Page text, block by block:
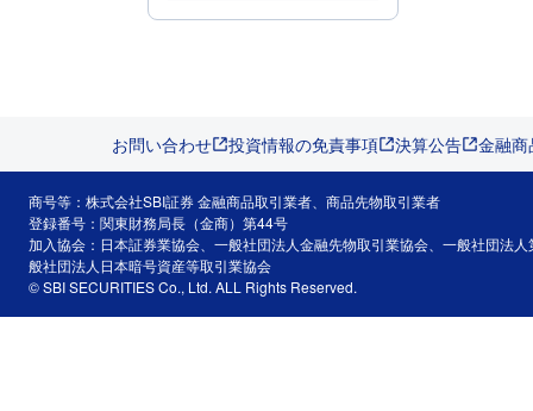
お問い合わせ 投資情報の免責事項 決算公告 金融
商号等：株式会社SBI証券 金融商品取引業者、商品先物取引業者
登録番号：関東財務局長（金商）第44号
加入協会：日本証券業協会、一般社団法人金融先物取引業協会、一般社団法
般社団法人日本暗号資産等取引業協会
© SBI SECURITIES Co., Ltd. ALL Rights Reserved.